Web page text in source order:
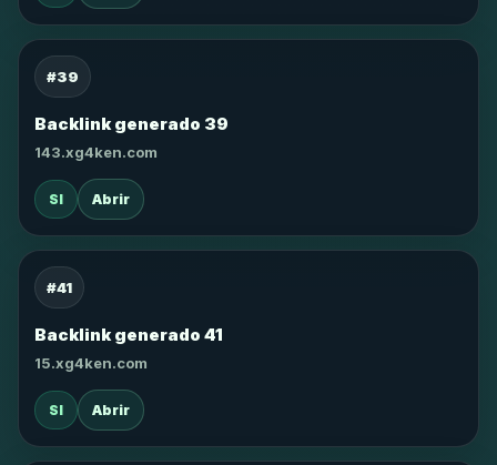
#39
Backlink generado 39
143.xg4ken.com
SI Abrir
#41
Backlink generado 41
15.xg4ken.com
SI Abrir